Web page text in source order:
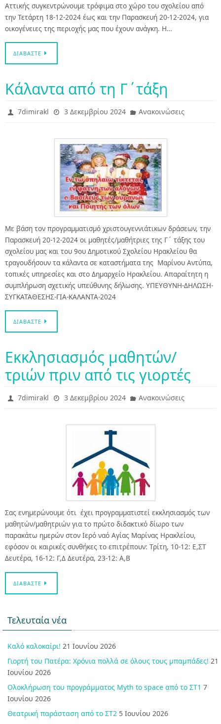
Αττικής συγκεντρώνουμε τρόφιμα στο χώρο του σχολείου από
την Τετάρτη 18-12-2024 έως και την Παρασκευή 20-12-2024, για
οικογένειες της περιοχής μας που έχουν ανάγκη. Η…
ΔΙΑΒΆΣΤΕ
Κάλαντα από τη Γ΄τάξη
7dimirakl 3 Δεκεμβρίου 2024 Ανακοινώσεις
Με βάση τον προγραμματισμό χριστουγεννιάτικων δράσεων, την
Παρασκευή 20-12-2024 οι μαθητές/μαθήτριες της Γ΄ τάξης του
σχολείου μας και του 9ου Δημοτικού Σχολείου Ηρακλείου θα
τραγουδήσουν τα κάλαντα σε καταστήματα της Μαρίνου Αντύπα,
τοπικές υπηρεσίες και στο Δημαρχείο Ηρακλείου. Απαραίτητη η
συμπλήρωση σχετικής υπεύθυνης δήλωσης. ΥΠΕΥΘΥΝΗ-ΔΗΛΩΣΗ-
ΣΥΓΚΑΤΑΘΕΣΗΣ-ΓΙΑ-ΚΑΛΑΝΤΑ-2024
ΔΙΑΒΆΣΤΕ
Εκκλησιασμός μαθητών/
τριών πριν από τις γιορτές
7dimirakl 3 Δεκεμβρίου 2024 Ανακοινώσεις
Σας ενημερώνουμε ότι έχει προγραμματιστεί εκκλησιασμός των
μαθητών/μαθητριών για το πρώτο διδακτικό δίωρο των
παρακάτω ημερών στον Ιερό ναό Αγίας Μαρίνας Ηρακλείου,
εφόσον οι καιρικές συνθήκες το επιτρέπουν: Τρίτη, 10-12: Ε,ΣΤ
Δευτέρα, 16-12: Γ,Δ Δευτέρα, 23-12: Α,Β
ΔΙΑΒΆΣΤΕ
Τελευταία νέα
Καλό καλοκαίρι! 21 Ιουνίου 2026
Γιορτή του Πατέρα: Χρόνια πολλά σε όλους τους μπαμπάδες! 21
Ιουνίου 2026
Ολοκλήρωση του προγράμματος Myth to space από το ΣΤ1 7
Ιουνίου 2026
Θεατρική παράσταση από το ΣΤ2 5 Ιουνίου 2026